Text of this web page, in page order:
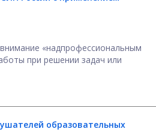
«надпрофессиональным
при решении задач или
образовательных